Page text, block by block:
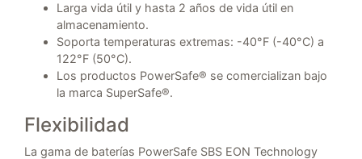
Larga vida útil y hasta 2 años de vida útil en
almacenamiento.
Soporta temperaturas extremas: -40°F (-40°C) a
122°F (50°C).
Los productos PowerSafe® se comercializan bajo
la marca SuperSafe®.
Flexibilidad
La gama de baterías PowerSafe SBS EON Technology